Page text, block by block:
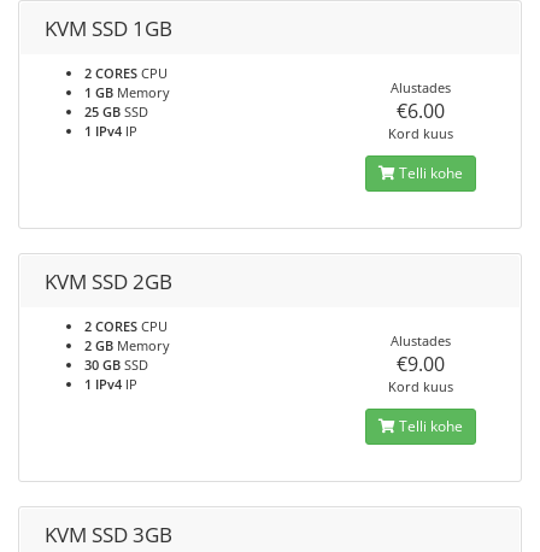
KVM SSD 1GB
2 CORES CPU
1 GB Memory
25 GB SSD
1 IPv4 IP
Alustades
€6.00
Kord kuus
Telli kohe
KVM SSD 2GB
2 CORES CPU
2 GB Memory
30 GB SSD
1 IPv4 IP
Alustades
€9.00
Kord kuus
Telli kohe
KVM SSD 3GB